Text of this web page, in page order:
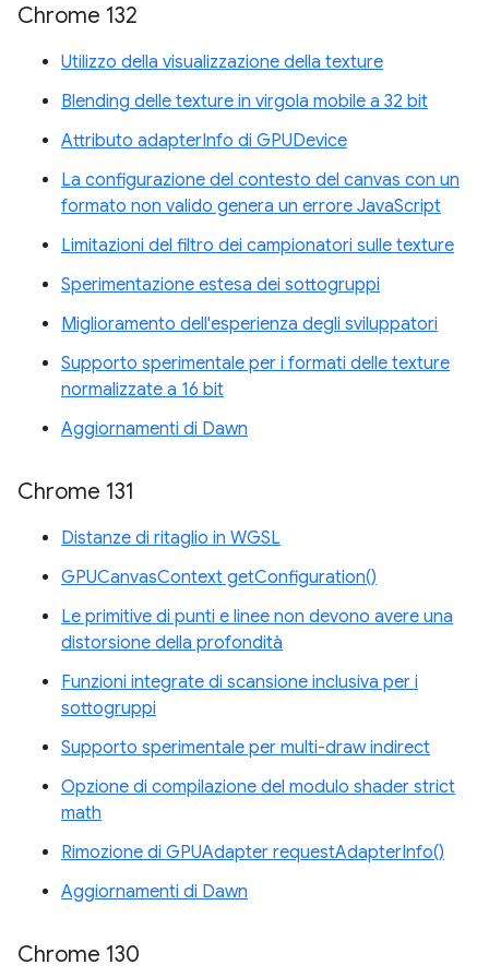
Chrome 132
Utilizzo della visualizzazione della texture
Blending delle texture in virgola mobile a 32 bit
Attributo adapterInfo di GPUDevice
La configurazione del contesto del canvas con un
formato non valido genera un errore JavaScript
Limitazioni del filtro dei campionatori sulle texture
Sperimentazione estesa dei sottogruppi
Miglioramento dell'esperienza degli sviluppatori
Supporto sperimentale per i formati delle texture
normalizzate a 16 bit
Aggiornamenti di Dawn
Chrome 131
Distanze di ritaglio in WGSL
GPUCanvasContext getConfiguration()
Le primitive di punti e linee non devono avere una
distorsione della profondità
Funzioni integrate di scansione inclusiva per i
sottogruppi
Supporto sperimentale per multi-draw indirect
Opzione di compilazione del modulo shader strict
math
Rimozione di GPUAdapter requestAdapterInfo()
Aggiornamenti di Dawn
Chrome 130